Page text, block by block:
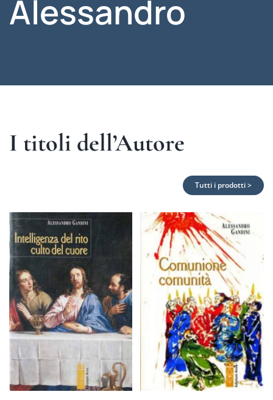
Alessandro
I titoli dell’Autore
Tutti i prodotti >